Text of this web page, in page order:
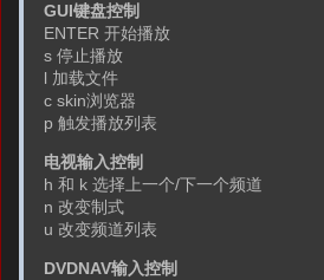
GUI键盘控制
ENTER 开始播放
s 停止播放
l 加载文件
c skin浏览器
p 触发播放列表
电视输入控制
h 和 k 选择上一个/下一个频道
n 改变制式
u 改变频道列表
DVDNAV输入控制